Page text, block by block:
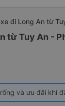
xe đi Long An từ
từ Tuy An -
và ưu đãi khi